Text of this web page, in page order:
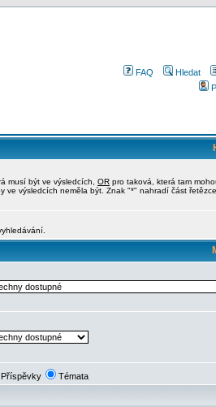
FAQ
Hledat
musí být ve výsledcích, OR pro taková, která tam
ve výsledcích neměla být. Znak "*" nahradí část
Příspěvky Témata